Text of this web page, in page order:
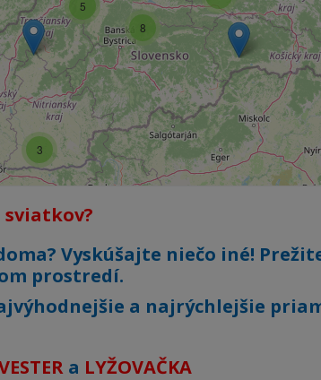
3
8
5
sviatkov?
Vyskúšajte niečo iné!
prostredí.
a najrýchlejšie
a LYŽOVAČKA